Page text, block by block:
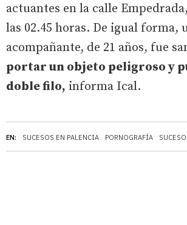
EN: SUCESOS EN PALENCIA PORNOGRAFÍA
actuantes en la calle
las 02.45 horas. De igual forma,
acompañante, de 21 años, fue
portar un objeto peligroso y
doble filo, informa Ical.